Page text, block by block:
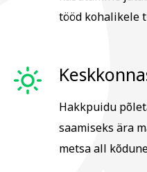
tööd kohalikele
Hakkpuidu
saamiseks ära
metsa all